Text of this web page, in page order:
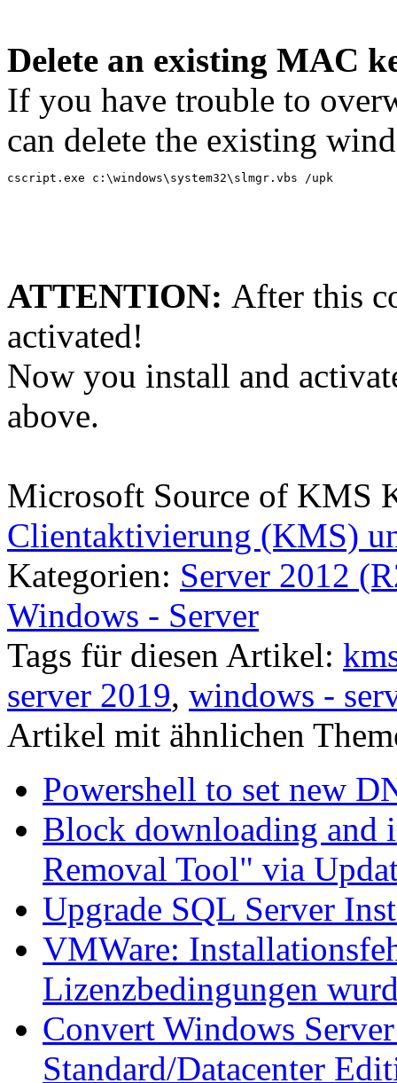
Delete an existing MAC
If you have trouble to
can delete the existing
cscript.exe c:\windows\system32\slmgr.vbs /upk
ATTENTION: After this
activated!
Now you install and
above.
Microsoft Source of KMS
Clientaktivierung (KMS)
Kategorien: Server 2012
Windows - Server
Tags für diesen Artikel:
server 2019, windows -
Artikel mit ähnlichen
Powershell to set new
Block downloading and
Removal Tool" via
Upgrade SQL Server
VMWare:
Lizenzbedingungen
Convert Windows
Standard/Datacenter